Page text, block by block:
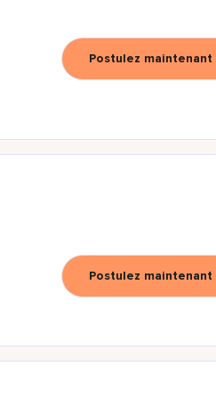
Postulez maintenant
Postulez maintenant